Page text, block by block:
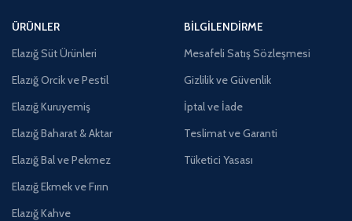
ÜRÜNLER
Elazığ Süt Ürünleri
Elazığ Orcik ve Pestil
Elazığ Kuruyemiş
Elazığ Baharat & Aktar
Elazığ Bal ve Pekmez
Elazığ Ekmek ve Fırın
Elazığ Kahve
BILGILENDIRME
Mesafeli Satış Sözleşmesi
Gizlilik ve Güvenlik
İptal ve İade
Teslimat ve Garanti
Tüketici Yasası